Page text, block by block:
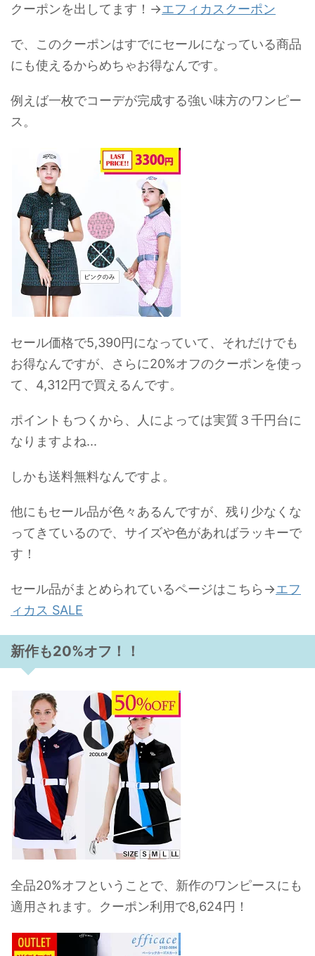
クーポンを出してます！→エフィカスクーポン
で、このクーポンはすでにセールになっている商品
にも使えるからめちゃお得なんです。
例えば一枚でコーデが完成する強い味方のワンピー
ス。
セール価格で5,390円になっていて、それだけでも
お得なんですが、さらに20%オフのクーポンを使っ
て、4,312円で買えるんです。
ポイントもつくから、人によっては実質３千円台に
なりますよね...
しかも送料無料なんですよ。
他にもセール品が色々あるんですが、残り少なくな
ってきているので、サイズや色があればラッキーで
す！
セール品がまとめられているページはこちら→エフ
ィカス SALE
新作も20%オフ！！
全品20%オフということで、新作のワンピースにも
適用されます。クーポン利用で8,624円！